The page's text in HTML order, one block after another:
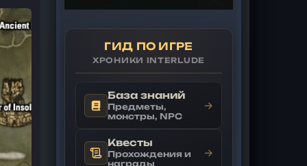
ГИД ПО ИГРЕ
ХРОНИКИ INTERLUDE
База знаний
Предметы,
монстры, NPC
→
Квесты
Прохождения и
→